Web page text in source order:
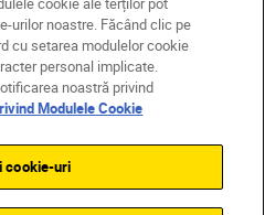
confidențialitate
cookie
urilor noastre. Făcând clic pe
cu setarea modulelor cookie
personal implicate.
noastră privind
Modulele Cookie
cookie-uri